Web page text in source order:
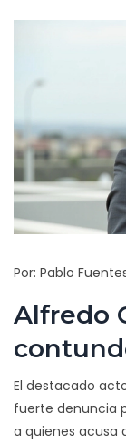
Por: Pablo
Alfredo
El destacado
fuerte denuncia
a quienes acusa